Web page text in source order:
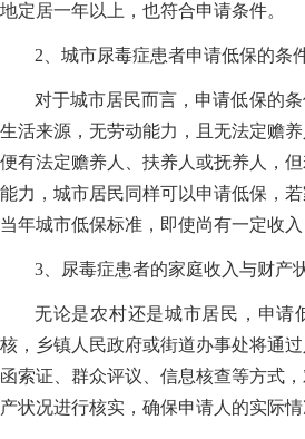
地定居一年以上，也符合申请条件。
2、城市尿毒症患者申请低保的条
对于城市居民而言，申请低保的
生活来源，无劳动能力，且无法定赡
便有法定赡养人、扶养人或抚养人，
能力，城市居民同样可以申请低保，
当年城市低保标准，即使尚有一定收入
3、尿毒症患者的家庭收入与财产
无论是农村还是城市居民，申请
核，乡镇人民政府或街道办事处将通
函索证、群众评议、信息核查等方式
产状况进行核实，确保申请人的实际情